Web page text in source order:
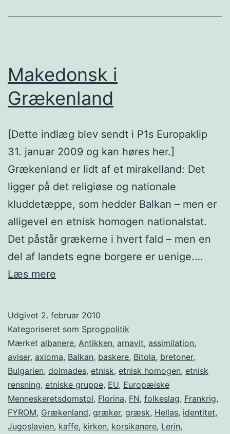
Makedonsk i
Grækenland
[Dette indlæg blev sendt i P1s Europaklip
31. januar 2009 og kan høres her.]
Grækenland er lidt af et mirakelland: Det
ligger på det religiøse og nationale
kluddetæppe, som hedder Balkan – men er
alligevel en etnisk homogen nationalstat.
Det påstår grækerne i hvert fald – men en
del af landets egne borgere er uenige.…
Læs mere
Udgivet 2. februar 2010
Kategoriseret som Sprogpolitik
Mærket albanere, Antikken, arnavit, assimilation,
aviser, axioma, Balkan, baskere, Bitola, bretoner,
Bulgarien, dolmades, etnisk, etnisk homogen, etnisk
rensning, etniske gruppe, EU, Europæiske
Menneskeretsdomstol, Florina, FN, folkeslag, Frankrig,
FYROM, Grækenland, græker, græsk, Hellas, identitet,
Jugoslavien, kaffe, kirken, korsikanere, Lerin,